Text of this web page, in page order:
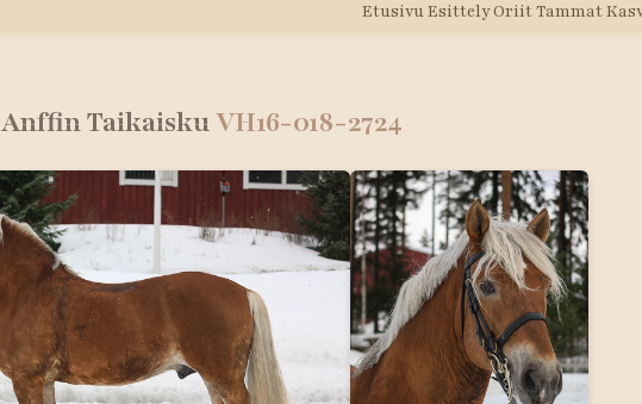
EtusivuEsittelyOriitTammat
Anffin TaikaiskuVH16-018-2724